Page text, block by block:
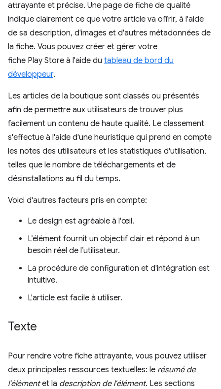
attrayante et précise. Une page de fiche de qualité
indique clairement ce que votre article va offrir, à l'aide
de sa description, d'images et d'autres métadonnées de
la fiche. Vous pouvez créer et gérer votre
fiche Play Store à l'aide du tableau de bord du
développeur.
Les articles de la boutique sont classés ou présentés
afin de permettre aux utilisateurs de trouver plus
facilement un contenu de haute qualité. Le classement
s'effectue à l'aide d'une heuristique qui prend en compte
les notes des utilisateurs et les statistiques d'utilisation,
telles que le nombre de téléchargements et de
désinstallations au fil du temps.
Voici d'autres facteurs pris en compte:
Le design est agréable à l'œil.
L’élément fournit un objectif clair et répond à un
besoin réel de l’utilisateur.
La procédure de configuration et d'intégration est
intuitive.
L'article est facile à utiliser.
Texte
Pour rendre votre fiche attrayante, vous pouvez utiliser
deux principales ressources textuelles: le résumé de
l'élémentet la description de l'élément. Les sections